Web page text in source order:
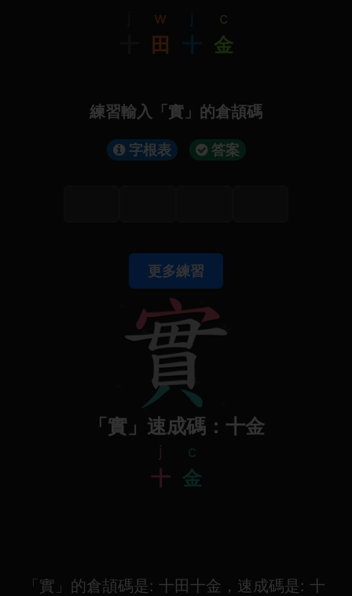
w
田
j
十
c
金
練習輸入「實」的倉頡碼
字根表 答案
更多練習
「實」速成碼：十金
j
十
c
金
「實」的倉頡碼是: 十田十金，速成碼是: 十